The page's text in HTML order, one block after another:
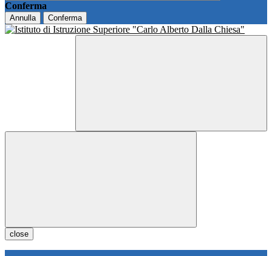
Conferma
Annulla Conferma
close